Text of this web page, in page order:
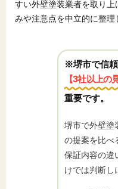
すい外壁塗装業者を取り
みや注意点を中立的に整理
※堺市で信頼
【3社以上の
重要です。
堺市で外壁塗
の提案を比べ
保証内容の違
けでは判断し